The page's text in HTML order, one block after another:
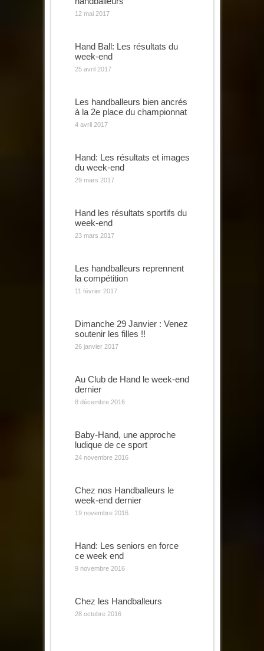
12 mai 2017
Hand Ball: Les résultats du
week-end
25 avril 2017
Les handballeurs bien ancrés
à la 2e place du championnat
4 avril 2017
Hand: Les résultats et images
du week-end
29 mars 2017
Hand les résultats sportifs du
week-end
23 mars 2017
Les handballeurs reprennent
la compétition
11 février 2017
Dimanche 29 Janvier : Venez
soutenir les filles !!
26 janvier 2017
Au Club de Hand le week-end
dernier
8 décembre 2016
Baby-Hand, une approche
ludique de ce sport
24 novembre 2016
Chez nos Handballeurs le
week-end dernier
19 novembre 2016
Hand: Les seniors en force
ce week end
9 novembre 2016
Chez les Handballeurs
28 octobre 2016